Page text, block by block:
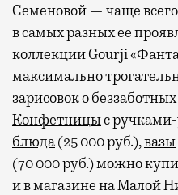
Семеновой — чаще
в самых разных ее
коллекции Gourji
максимально
зарисовок о
Конфетницыс
блюда(25 000 руб.),вазы
(70 000 руб.) можно
и в магазине на Малой